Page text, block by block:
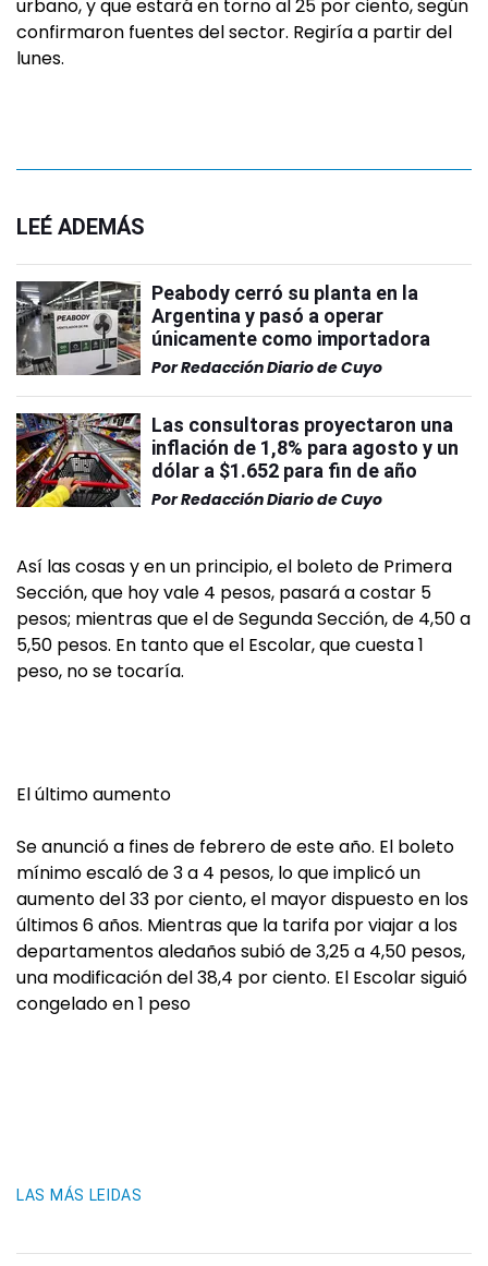
urbano, y que estará en torno al 25 por ciento, según
confirmaron fuentes del sector. Regiría a partir del
lunes.
LEÉ ADEMÁS
Peabody cerró su planta en la
Argentina y pasó a operar
únicamente como importadora
PorRedacción Diario de Cuyo
Las consultoras proyectaron una
inflación de 1,8% para agosto y un
dólar a $1.652 para fin de año
PorRedacción Diario de Cuyo
Así las cosas y en un principio, el boleto de Primera
Sección, que hoy vale 4 pesos, pasará a costar 5
pesos; mientras que el de Segunda Sección, de 4,50 a
5,50 pesos. En tanto que el Escolar, que cuesta 1
peso, no se tocaría.
El último aumento
Se anunció a fines de febrero de este año. El boleto
mínimo escaló de 3 a 4 pesos, lo que implicó un
aumento del 33 por ciento, el mayor dispuesto en los
últimos 6 años. Mientras que la tarifa por viajar a los
departamentos aledaños subió de 3,25 a 4,50 pesos,
una modificación del 38,4 por ciento. El Escolar siguió
congelado en 1 peso
LAS MÁS LEIDAS